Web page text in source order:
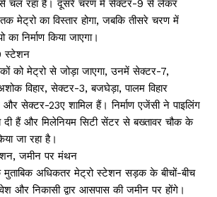
चल रहा है। दूसरे चरण में सेक्टर-9 से लेकर
मेट्रो का विस्तार होगा, जबकि तीसरे चरण में
निर्माण किया जाएगा।
स्टेशन
को मेट्रो से जोड़ा जाएगा, उनमें सेक्टर-7,
विहार, सेक्टर-3, बजघेड़ा, पालम विहार
और सेक्टर-23ए शामिल हैं। निर्माण एजेंसी ने पाइलिंग
दी हैं और मिलेनियम सिटी सेंटर से बख्तावर चौक के
जा रहा है।
जमीन पर मंथन
मुताबिक अधिकतर मेट्रो स्टेशन सड़क के बीचों-बीच
और निकासी द्वार आसपास की जमीन पर होंगे।